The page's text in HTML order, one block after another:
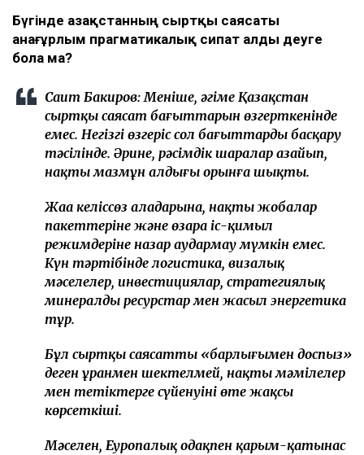
Бүгінде Қазақстанның сыртқы саясаты
анағұрлым прагматикалық сипат алды деуге
бола ма?
Сағит Бакиров:Меніңше, әңгіме Қазақстан
сыртқы саясат бағыттарын өзгерткенінде
емес. Негізгі өзгеріс сол бағыттарды басқару
тәсілінде. Әрине, рәсімдік шаралар азайып,
нақты мазмұн алдыңғы орынға шықты.
Жаңа келіссөз алаңдарына, нақты жобалар
пакеттеріне және өзара іс-қимыл
режимдеріне назар аудармау мүмкін емес.
Күн тәртібінде логистика, визалық
мәселелер, инвестициялар, стратегиялық
минералды ресурстар мен жасыл энергетика
тұр.
Бұл сыртқы саясаттың «барлығымен доспыз»
деген ұранмен шектелмей, нақты мәмілелер
мен тетіктерге сүйенуінің өте жақсы
көрсеткіші.
Мәселен, Еуропалық одақпен қарым-қатынас